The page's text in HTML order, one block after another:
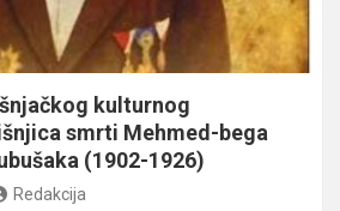
kulturnog
smrti Mehmed-bega
(1902-1926)
Redakcija